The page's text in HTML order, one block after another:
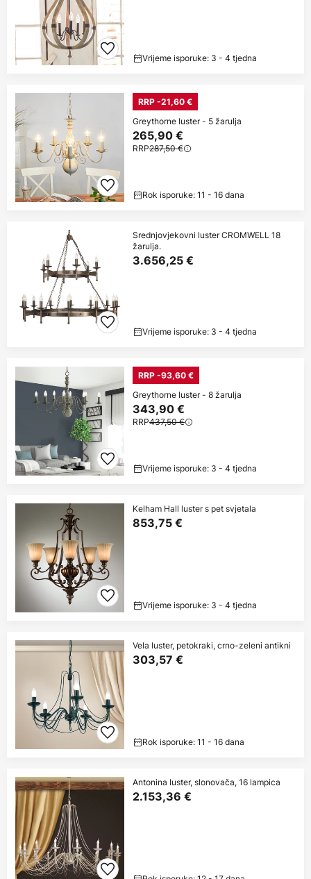
Vrijeme isporuke: 3 - 4 tjedna
RRP -21,60 €
Greythorne luster - 5 žarulja
265,90 €
RRP287,50 €
Rok isporuke: 11 - 16 dana
Srednjovjekovni luster CROMWELL 18
žarulja.
3.656,25 €
Vrijeme isporuke: 3 - 4 tjedna
RRP -93,60 €
Greythorne luster - 8 žarulja
343,90 €
RRP437,50 €
Vrijeme isporuke: 3 - 4 tjedna
Kelham Hall luster s pet svjetala
853,75 €
Vrijeme isporuke: 3 - 4 tjedna
Vela luster, petokraki, crno-zeleni antikni
303,57 €
Rok isporuke: 11 - 16 dana
Antonina luster, slonovača, 16 lampica
2.153,36 €